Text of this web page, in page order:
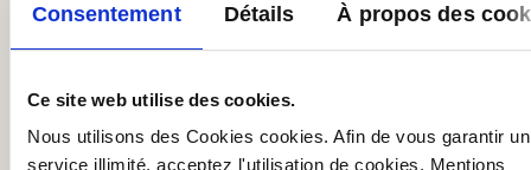
Consentement Détails À propos des
Ce site web utilise des cookies.
Nous utilisons des Cookies cookies. Afin de vous garantir un
service illimité, acceptez l'utilisation de cookies. Mentions